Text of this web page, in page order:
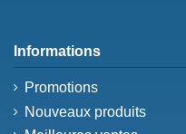
Informations
Promotions
Nouveaux produits